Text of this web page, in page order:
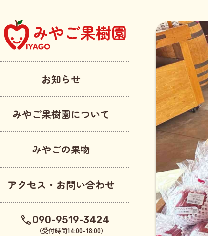
お知らせ
みやご果樹園について
みやごの果物
アクセス・お問い合わせ
090-9519-3424
（受付時間14:00-18:00）